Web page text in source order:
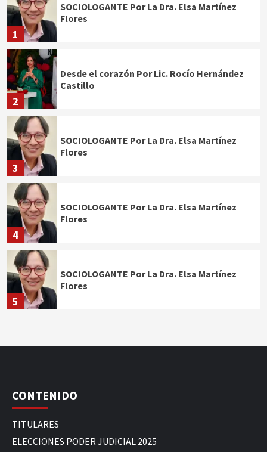
1
SOCIOLOGANTE Por La Dra. Elsa Martínez
Flores
2
Desde el corazón Por Lic. Rocío Hernández
Castillo
3
SOCIOLOGANTE Por La Dra. Elsa Martínez
Flores
4
SOCIOLOGANTE Por La Dra. Elsa Martínez
Flores
5
SOCIOLOGANTE Por La Dra. Elsa Martínez
Flores
CONTENIDO
TITULARES
ELECCIONES PODER JUDICIAL 2025